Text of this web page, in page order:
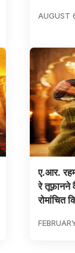
AUGUST
ए.आर.
रे तूफ़ानने
रोमांचित